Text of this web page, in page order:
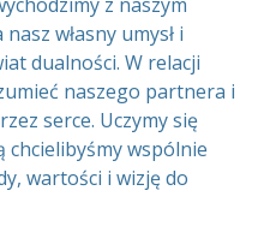
własny umysł i
dualności. W relacji
naszego partnera i
serce. Uczymy się
chcielibyśmy wspólnie
wartości i wizję do